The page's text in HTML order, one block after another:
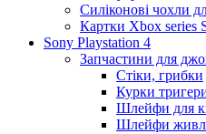
Силіконові чохли
Картки Xbox series
Sony Playstation 4
Запчастини для
Стіки, грибки
Курки
Шлейфи для
Шлейфи